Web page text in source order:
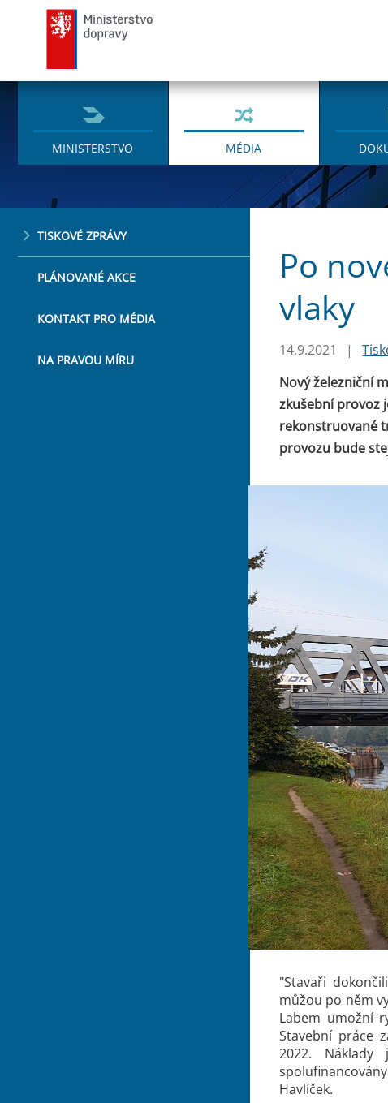
MINISTERSTVO MÉDIA
TISKOVÉ ZPRÁVY
PLÁNOVANÉ AKCE
KONTAKT PRO MÉDIA
NA PRAVOU MÍRU
Po
vlaky
14.9.2021 |
Nový železniční
zkušební provoz
rekonstruované
provozu bude
"Stavaři
můžou po něm
Labem umožní
Stavební práce
2022.
Havlíček.